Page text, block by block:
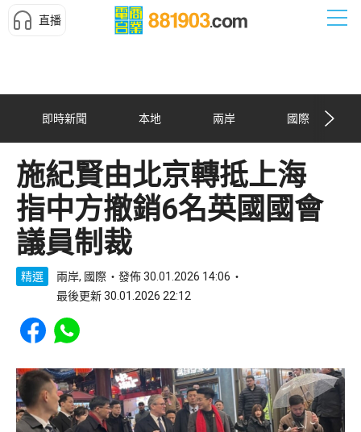
直播
即時新聞 本地 兩岸 國際
施紀賢由北京轉抵上海
指中方撤銷6名英國國會
議員制裁
精選 兩岸, 國際
發佈 30.01.2026 14:06
最後更新 30.01.2026 22:12
Share to Facebook
Share to WhatsApp